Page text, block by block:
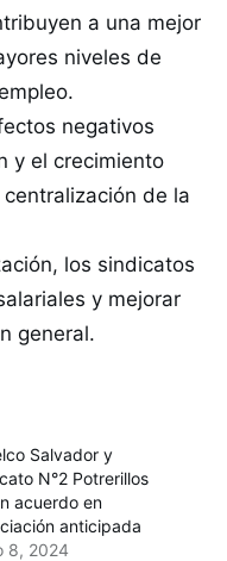
a una mejor
niveles de
negativos
y el crecimiento
de la
los sindicatos
y mejorar
general.
Salvador y
N°2 Potrerillos
acuerdo en
anticipada
8, 2024